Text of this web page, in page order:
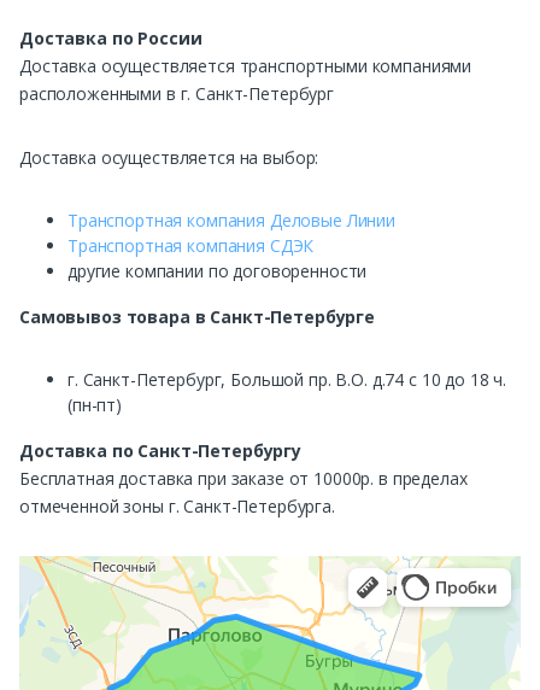
Доставка по России
Доставка осуществляется транспортными компаниями
расположенными в г. Санкт-Петербург
Доставка осуществляется на выбор:
Транспортная компания Деловые Линии
Транспортная компания СДЭК
другие компании по договоренности
Самовывоз товара в Санкт-Петербурге
г. Санкт-Петербург, Большой пр. В.О. д.74 с 10 до 18 ч.
(пн-пт)
Доставка по Санкт-Петербургу
Бесплатная доставка при заказе от 10000р. в пределах
отмеченной зоны г. Санкт-Петербурга.